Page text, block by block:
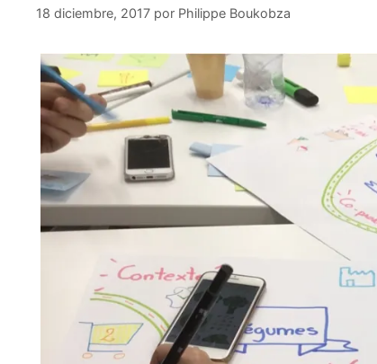
18 diciembre, 2017 por Philippe Boukobza